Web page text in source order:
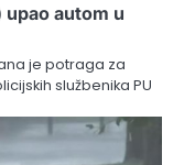
upao autom u
je potraga za
službenika PU